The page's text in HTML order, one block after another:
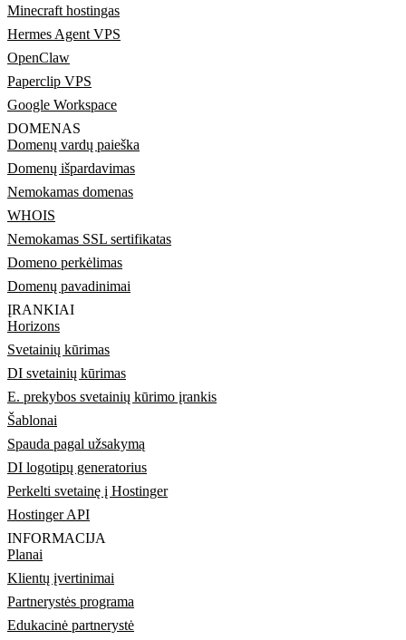
Minecraft hostingas
Hermes Agent VPS
OpenClaw
Paperclip VPS
Google Workspace
DOMENAS
Domenų vardų paieška
Domenų išpardavimas
Nemokamas domenas
WHOIS
Nemokamas SSL sertifikatas
Domeno perkėlimas
Domenų pavadinimai
ĮRANKIAI
Horizons
Svetainių kūrimas
DI svetainių kūrimas
E. prekybos svetainių kūrimo įrankis
Šablonai
Spauda pagal užsakymą
DI logotipų generatorius
Perkelti svetainę į Hostinger
Hostinger API
INFORMACIJA
Planai
Klientų įvertinimai
Partnerystės programa
Edukacinė partnerystė